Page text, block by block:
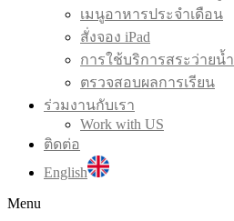
เมนูอาหารประจำเดือน
สั่งจอง iPad
การใช้บริการสระว่ายน้ำ
ตรวจสอบผลการเรียน
ร่วมงานกับเรา
Work with US
ติดต่อ
English
Menu